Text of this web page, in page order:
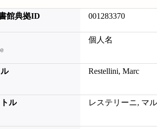
館典拠ID 001283370
個人名
Restellini, Marc
ル レステリーニ, マ